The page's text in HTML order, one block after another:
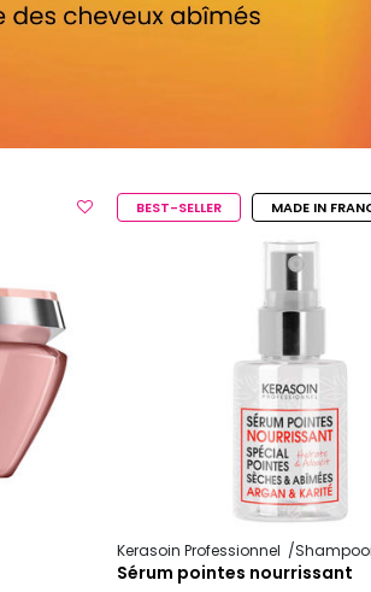
BEST-SELLER MADE IN
Kerasoin Professionnel Shampooing et soin
Sérum pointes nourrissant